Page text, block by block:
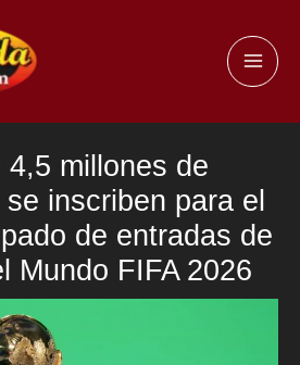
4,5 millones de
inscriben para el
de entradas de
Mundo FIFA 2026